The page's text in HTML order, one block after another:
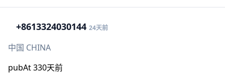
+8613324030144 24天前
中国 CHINA
pubAt 330天前